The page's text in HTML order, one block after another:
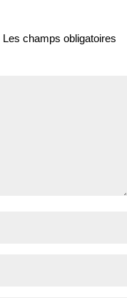
Les champs obligatoires